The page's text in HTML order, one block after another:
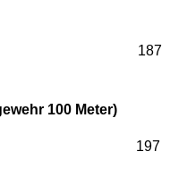
187
100 Meter)
(Hessen) 197